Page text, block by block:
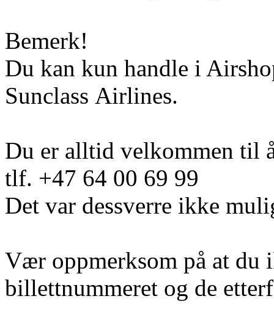
Bemerk!
Du kan kun handle i
Sunclass Airlines.
Du er alltid velkommen til
tlf. +47 64 00 69 99
Det var dessverre ikke
Vær oppmerksom på at du
billettnummeret og de